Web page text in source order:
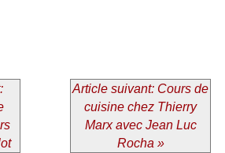
Article suivant: Cours de
cuisine chez Thierry
Marx avec Jean Luc
Rocha »